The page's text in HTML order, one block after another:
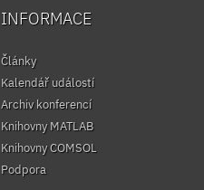
INFORMACE
Články
Kalendář událostí
Archiv konferencí
Knihovny MATLAB
Knihovny COMSOL
Podpora